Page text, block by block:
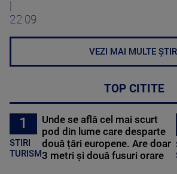
22:09
VEZI MAI MULTE
TOP CITITE
1
STIRI
TURISM
Unde se află cel mai scurt
pod din lume care desparte
două țări europene. Are doar
3 metri și două fusuri orare